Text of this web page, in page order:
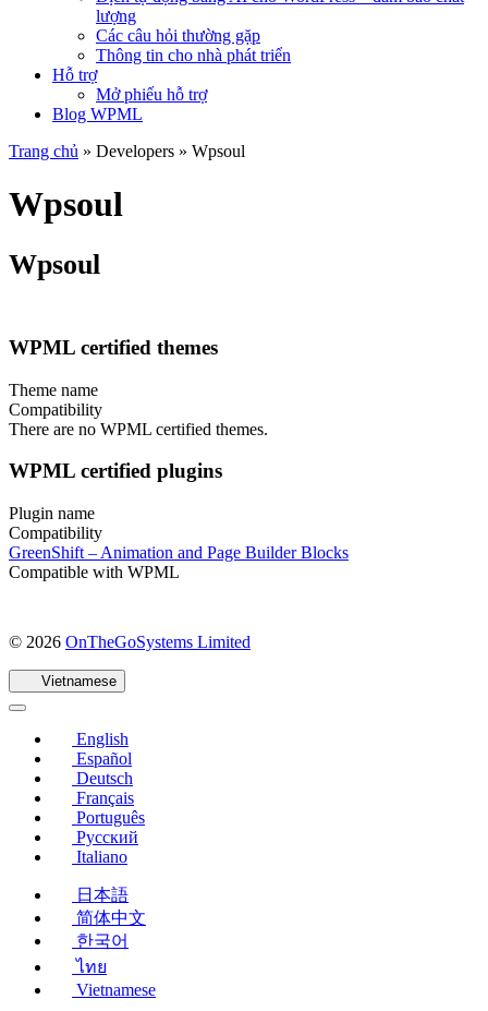
lượng
Các câu hỏi thường gặp
Thông tin cho nhà phát triển
Hỗ trợ
Mở phiếu hỗ trợ
Blog WPML
Trang chủ » Developers » Wpsoul
Wpsoul
Wpsoul
WPML certified themes
Theme name
Compatibility
There are no WPML certified themes.
WPML certified plugins
Plugin name
Compatibility
GreenShift – Animation and Page Builder Blocks
Compatible with WPML
© 2026 OnTheGoSystems Limited
Vietnamese
English
Español
Deutsch
Français
Português
Русский
Italiano
日本語
简体中文
한국어
ไทย
Vietnamese